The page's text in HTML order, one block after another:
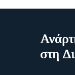
στη